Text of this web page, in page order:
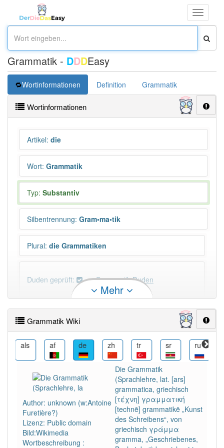
Toggle
Grammatik - DDDEasy
Wortinformationen Definition Grammatik
Wortinformationen
Artikel: die
Wort: Grammatik
Typ: Substantiv
Silbentrennung: Gram•ma•tik
Plural: die Grammatiken
Duden geprüft: Grammatik Duden
×
Wörter, die mit "-tik" enden, haben fast immer
Artikel:die.
DER:5Ausnahmen
Beispiele
DAS:5Ausnahmen Beispiele
PowerIndex:61
Mehr
Grammatik Wiki
ro
Author: unknown (w:Antoine
Furetière?)
Lizenz: Public domain
Bild:Wikimedia
Wortbeschreibung :
Die Grammatik
(Sprachlehre, lat. [ars]
grammatica, griechisch
[τέχνη] γραμματική
[technē] grammatikē „Kunst
des Schreibens“, von
griechisch γράμμα
gramma, „Geschriebenes,